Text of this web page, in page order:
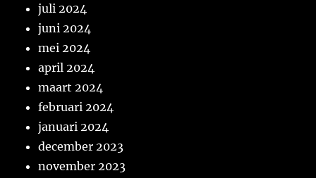
juli 2024
juni 2024
mei 2024
april 2024
maart 2024
februari 2024
januari 2024
december 2023
november 2023